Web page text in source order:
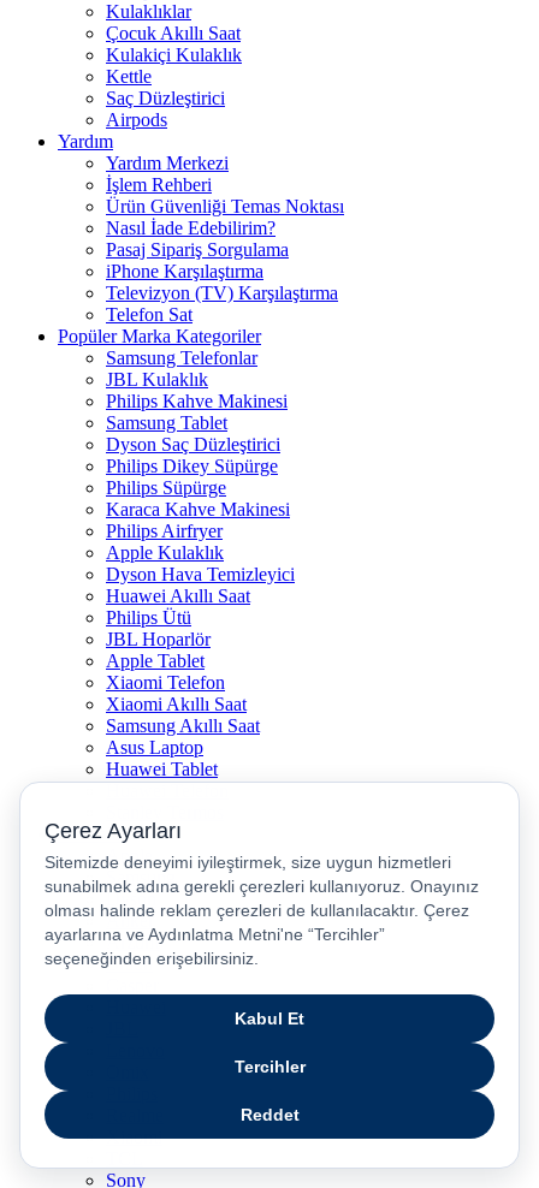
Kulaklıklar
Çocuk Akıllı Saat
Kulakiçi Kulaklık
Kettle
Saç Düzleştirici
Airpods
Yardım
Yardım Merkezi
İşlem Rehberi
Ürün Güvenliği Temas Noktası
Nasıl İade Edebilirim?
Pasaj Sipariş Sorgulama
iPhone Karşılaştırma
Televizyon (TV) Karşılaştırma
Telefon Sat
Popüler Marka Kategoriler
Samsung Telefonlar
JBL Kulaklık
Philips Kahve Makinesi
Samsung Tablet
Dyson Saç Düzleştirici
Philips Dikey Süpürge
Philips Süpürge
Karaca Kahve Makinesi
Philips Airfryer
Apple Kulaklık
Dyson Hava Temizleyici
Huawei Akıllı Saat
Philips Ütü
JBL Hoparlör
Apple Tablet
Xiaomi Telefon
Xiaomi Akıllı Saat
Samsung Akıllı Saat
Asus Laptop
Huawei Tablet
Markalar
Apple
Samsung
Dyson
Anker
Arzum
Braun
Xiaomi
Sony